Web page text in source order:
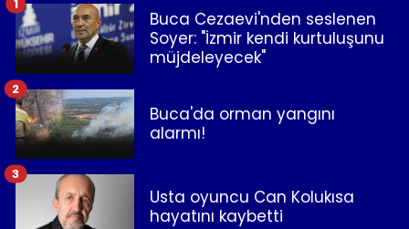
Buca Cezaevi'nden seslenen
Soyer: "İzmir kendi kurtuluşunu
müjdeleyecek"
1
Buca'da orman yangını
alarmı!
2
Usta oyuncu Can Kolukısa
hayatını kaybetti
3